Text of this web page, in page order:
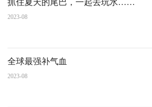
抓住夏天的尾巴，一起去玩水……
2023-08
全球最强补气血
2023-08